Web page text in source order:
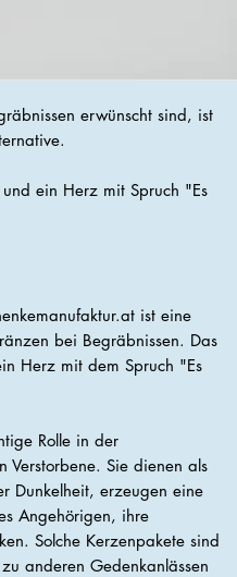
erwünscht sind, ist
ein Herz mit Spruch "Es
ist eine
bei Begräbnissen. Das
Herz mit dem Spruch "Es
Rolle in der
Verstorbene. Sie dienen als
Dunkelheit, erzeugen eine
Angehörigen, ihre
Solche Kerzenpakete sind
anderen Gedenkanlässen